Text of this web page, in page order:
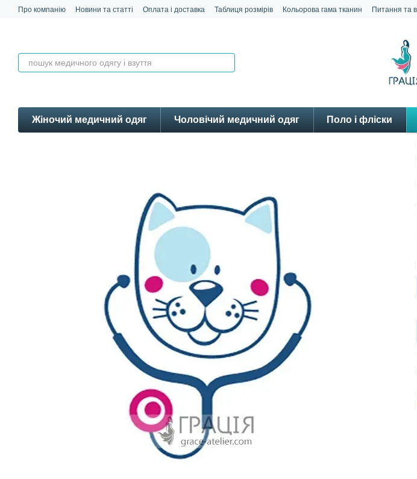
Перейти до основного контенту
Про компанію Новини та статті Оплата і доставка Таблиця розмірів Кольорова гама тканин Питання та
Жіночий медичний одяг Чоловічий медичний одяг Поло і фліски